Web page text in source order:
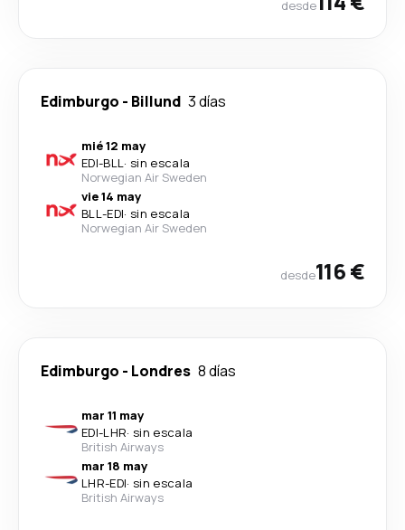
desde
Edimburgo - Billund 3 días
mié 12 may
EDI-BLL· sin escala
Norwegian Air Sweden
vie 14 may
BLL-EDI· sin escala
Norwegian Air Sweden
desde116 €
Edimburgo - Londres 8 días
mar 11 may
EDI-LHR· sin escala
British Airways
mar 18 may
LHR-EDI· sin escala
British Airways